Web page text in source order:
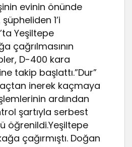
evinin önünde
1’i
Yeşiltepe
çağrılmasının
D-400 kara
takip başlattı.”Dur”
inerek kaçmaya
ardından
şartıyla serbest
öğrenildi.Yeşiltepe
çağırmıştı. Doğan